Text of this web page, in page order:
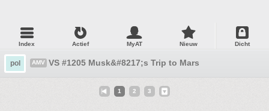
Index Actief MyAT Nieuw Dicht
pol AMV VS #1205 Musk&#8217;s Trip to Mars
1 2 3